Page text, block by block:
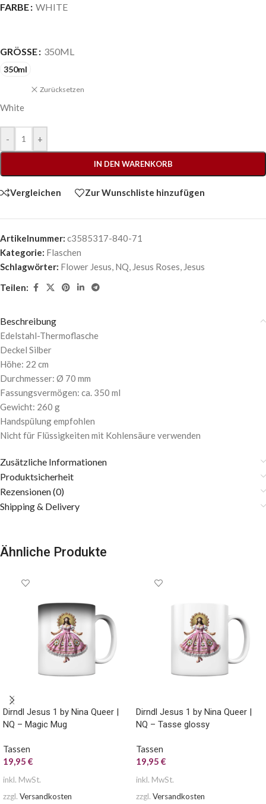
FARBE WHITE
GRÖSSE 350ML
350ml
Zurücksetzen
White
- +
IN DEN WARENKORB
Vergleichen Zur Wunschliste hinzufügen
Artikelnummer: c3585317-840-71
Kategorie: Flaschen
Schlagwörter: Flower Jesus, NQ, Jesus Roses, Jesus
Teilen:
Beschreibung
Edelstahl-Thermoflasche
Deckel Silber
Höhe: 22 cm
Durchmesser: Ø 70 mm
Fassungsvermögen: ca. 350 ml
Gewicht: 260 g
Handspülung empfohlen
Nicht für Flüssigkeiten mit Kohlensäure verwenden
Zusätzliche Informationen
Produktsicherheit
Rezensionen (0)
Shipping & Delivery
Ähnliche Produkte
Dirndl Jesus 1 by Nina Queer |
NQ – Magic Mug
Tassen
19,95 €
inkl. MwSt.
zzgl. Versandkosten
Dirndl Jesus 1 by Nina Queer |
NQ – Tasse glossy
Tassen
19,95 €
inkl. MwSt.
zzgl. Versandkosten